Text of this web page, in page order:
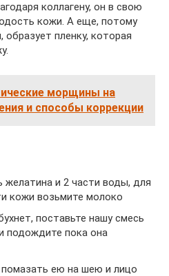
коллагену, он в свою
кожи. А еще, потому
пленку, которая
морщины на
и способы коррекции
желатина и 2 части воды, для
кожи возьмите молоко
поставьте нашу смесь
подождите пока она
ею на шею и лицо